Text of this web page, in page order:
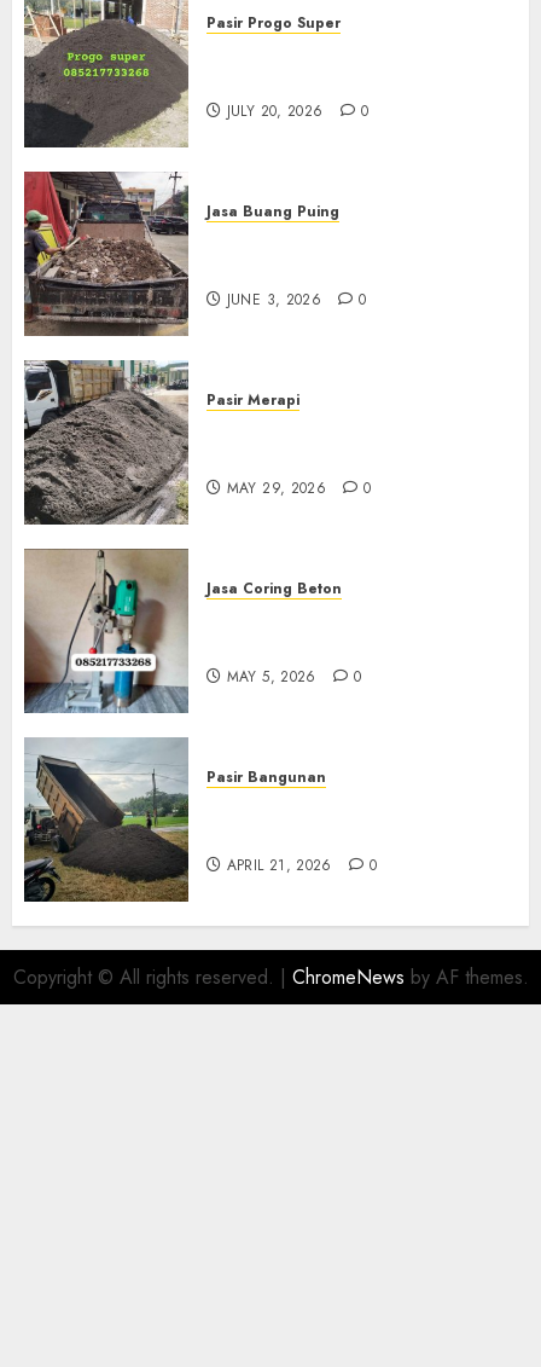
Pasir Progo Super
JULY 20, 2026 0
Jasa Buang Puing
JUNE 3, 2026 0
Pasir Merapi
MAY 29, 2026 0
Jasa Coring Beton
MAY 5, 2026 0
Pasir Bangunan
APRIL 21, 2026 0
Copyright © All rights reserved. | ChromeNews by AF themes.